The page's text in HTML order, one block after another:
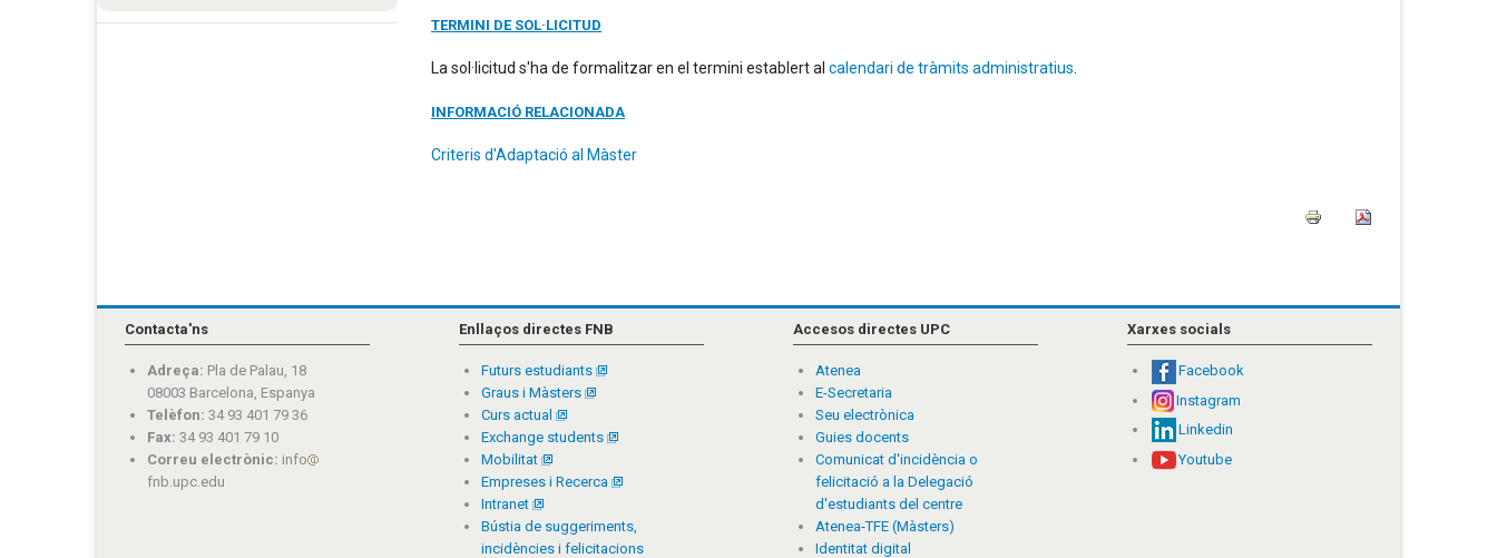
TERMINI DE SOL·LICITUD
La sol·licitud s'ha de formalitzar en el termini establert al calendari de tràmits administratius
INFORMACIÓ RELACIONADA
Criteris d'Adaptació al Màster
Contacta'ns
Adreça: Pla de Palau, 18
08003 Barcelona, Espanya
Telèfon: 34 93 401 79 36
Fax: 34 93 401 79 10
Correu electrònic: info
fnb.upc.edu
Enllaços directes FNB
Futurs estudiants
Graus i Màsters
Curs actual
Exchange students
Mobilitat
Empreses i Recerca
Intranet
Bústia de suggeriments,
incidències i felicitacions
Accesos directes UPC
Atenea
E-Secretaria
Seu electrònica
Guies docents
Comunicat d'incidència o
felicitació a la Delegació
d'estudiants del centre
Atenea-TFE (Màsters)
Identitat digital
Xarxes socials
Facebook
Instagram
Linkedin
Youtube